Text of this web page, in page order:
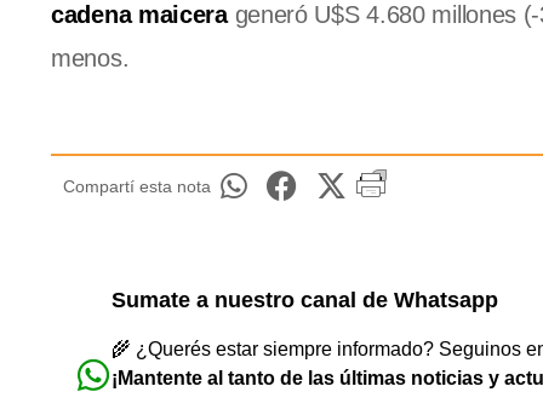
cadena maicerageneró U$S 4.680 millones
menos.
Compartí esta nota
Sumate a nuestro canal de Whatsapp
🌾 ¿Querés estar siempre informado? Seguinos
¡Mantente al tanto de las últimas noticias y